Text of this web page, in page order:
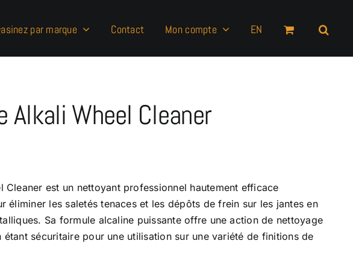
par marque Contact Mon compte EN
Alkali Wheel Cleaner
Cleaner est un nettoyant professionnel hautement efficace
éliminer les saletés tenaces et les dépôts de frein sur les jantes en
Sa formule alcaline puissante offre une action de nettoyage
sécuritaire pour une utilisation sur une variété de finitions de